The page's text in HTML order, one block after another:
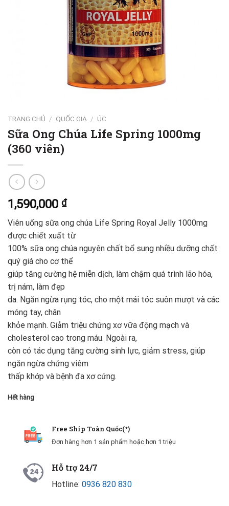
TRANG CHỦ / QUỐC GIA / ÚC
Sữa Ong Chúa Life Spring 1000mg
(360 viên)
1,590,000 ₫
Viên uống sữa ong chúa Life Spring Royal Jelly 1000mg
được chiết xuất từ
100% sữa ong chúa nguyên chất bổ sung nhiều dưỡng chất
quý giá cho cơ thể
giúp tăng cường hệ miễn dịch, làm chậm quá trình lão hóa,
trị nám, làm đẹp
da. Ngăn ngừa rụng tóc, cho một mái tóc suôn mượt và các
móng tay, chân
khỏe mạnh. Giảm triệu chứng xơ vữa động mạch và
cholesterol cao trong máu. Ngoài ra,
còn có tác dụng tăng cường sinh lực, giảm stress, giúp
ngăn ngừa chứng viêm
thấp khớp và bệnh đa xơ cứng.
Hết hàng
Free Ship Toàn Quốc(*)
Đơn hàng hơn 1 sản phẩm hoặc hơn 1 triệu
Hỗ trợ 24/7
Hotline: 0936 820 830